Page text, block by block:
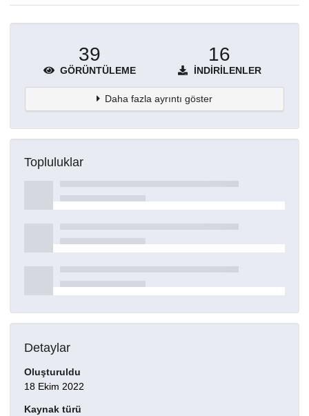
39
GÖRÜNTÜLEME
16
İNDIRILENLER
Daha fazla ayrıntı göster
Topluluklar
Detaylar
Oluşturuldu
18 Ekim 2022
Kaynak türü